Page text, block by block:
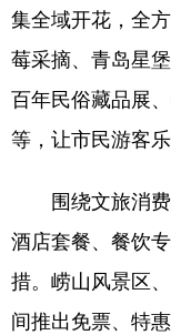
集全域开花，全
莓采摘、青岛星
百年民俗藏品展
等，让市民游客乐
围绕文旅消费
酒店套餐、餐饮
措。崂山风景区
间推出免票、特